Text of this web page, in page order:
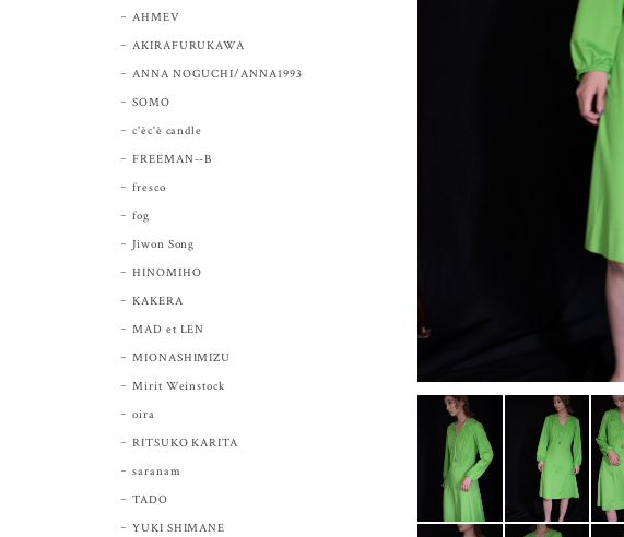
AHMEV
AKIRAFURUKAWA
ANNA NOGUCHI/ANNA1993
SOMO
c'èc'è candle
FREEMAN--B
fresco
fog
Jiwon Song
HINOMIHO
KAKERA
MAD et LEN
MIONASHIMIZU
Mirit Weinstock
oira
RITSUKO KARITA
saranam
TADO
YUKI SHIMANE